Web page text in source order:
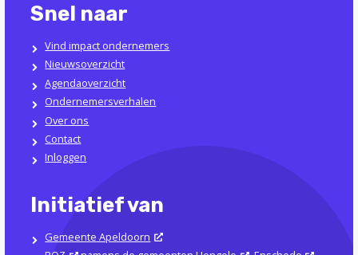
Snel naar
Vind impact ondernemers
Nieuwsoverzicht
Agendaoverzicht
Ondernemersverhalen
Over ons
Contact
Inloggen
Initiatief van
Gemeente Apeldoorn